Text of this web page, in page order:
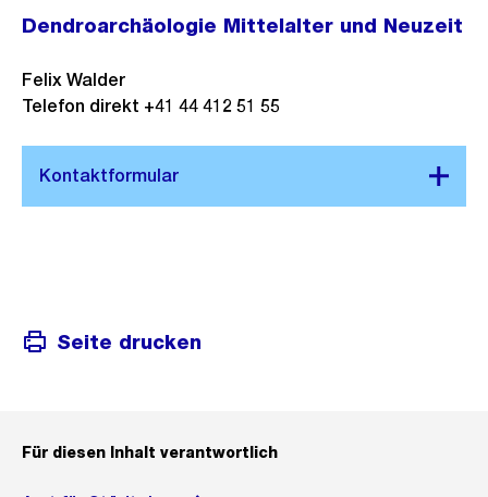
Dendroarchäologie Mittelalter und Neuzeit
Felix Walder
Telefon direkt +41 44 412 51 55
Seite drucken
Für diesen Inhalt verantwortlich